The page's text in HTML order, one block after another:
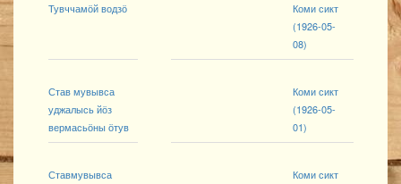
Тувччамӧй водзӧ
Коми сикт
(1926-05-
08)
Став мувывса
уджалысь йӧз
вермасьӧны ӧтув
Коми сикт
(1926-05-
01)
Ставмувывса
Коми сикт